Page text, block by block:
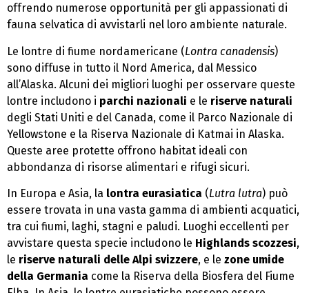
offrendo numerose opportunità per gli appassionati di
fauna selvatica di avvistarli nel loro ambiente naturale.
Le lontre di fiume nordamericane (Lontra canadensis)
sono diffuse in tutto il Nord America, dal Messico
all’Alaska. Alcuni dei migliori luoghi per osservare queste
lontre includono i parchi nazionali e le riserve naturali
degli Stati Uniti e del Canada, come il Parco Nazionale di
Yellowstone e la Riserva Nazionale di Katmai in Alaska.
Queste aree protette offrono habitat ideali con
abbondanza di risorse alimentari e rifugi sicuri.
In Europa e Asia, la lontra eurasiatica (Lutra lutra) può
essere trovata in una vasta gamma di ambienti acquatici,
tra cui fiumi, laghi, stagni e paludi. Luoghi eccellenti per
avvistare questa specie includono le Highlands scozzesi,
le riserve naturali delle Alpi svizzere, e le zone umide
della Germania come la Riserva della Biosfera del Fiume